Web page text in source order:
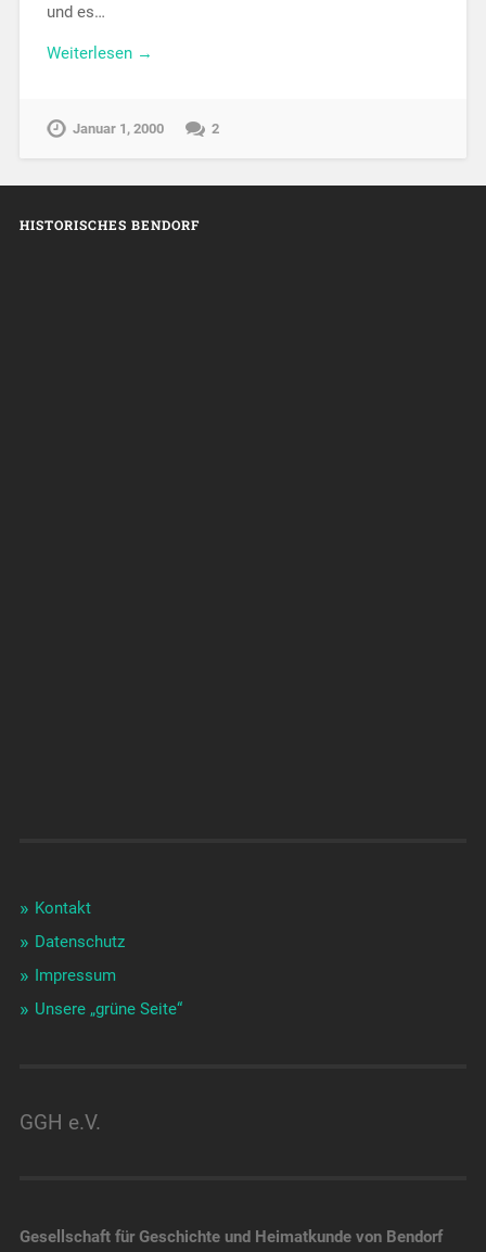
und es…
Weiterlesen →
Januar 1, 2000 2
HISTORISCHES BENDORF
Kontakt
Datenschutz
Impressum
Unsere „grüne Seite“
GGH e.V.
Gesellschaft für Geschichte und Heimatkunde von Bendorf